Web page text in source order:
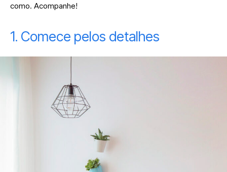
como. Acompanhe!
1. Comece pelos detalhes